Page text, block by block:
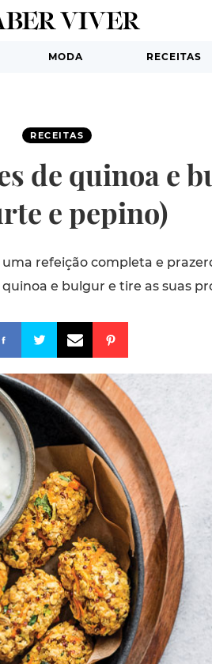
MODA RECEITAS
RECEITAS
de quinoa e
e pepino)
refeição completa e
e bulgur e tire as suas